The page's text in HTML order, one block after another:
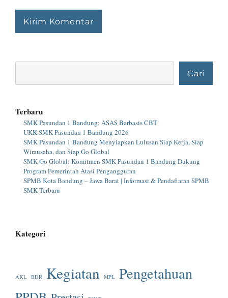
Cari
Terbaru
SMK Pasundan 1 Bandung: ASAS Berbasis CBT
UKK SMK Pasundan 1 Bandung 2026
SMK Pasundan 1 Bandung Menyiapkan Lulusan Siap Kerja, Siap
Wirausaha, dan Siap Go Global
SMK Go Global: Komitmen SMK Pasundan 1 Bandung Dukung
Program Pemerintah Atasi Pengangguran
SPMB Kota Bandung – Jawa Barat | Informasi & Pendaftaran SPMB
SMK Terbaru
Kategori
AKL BDR Kegiatan MPL Pengetahuan